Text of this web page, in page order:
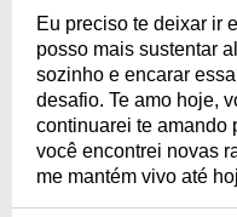
Eu preciso te deixar ir
posso mais sustentar
sozinho e encarar
desafio. Te amo hoje,
continuarei te amando
você encontrei novas
me mantém vivo até